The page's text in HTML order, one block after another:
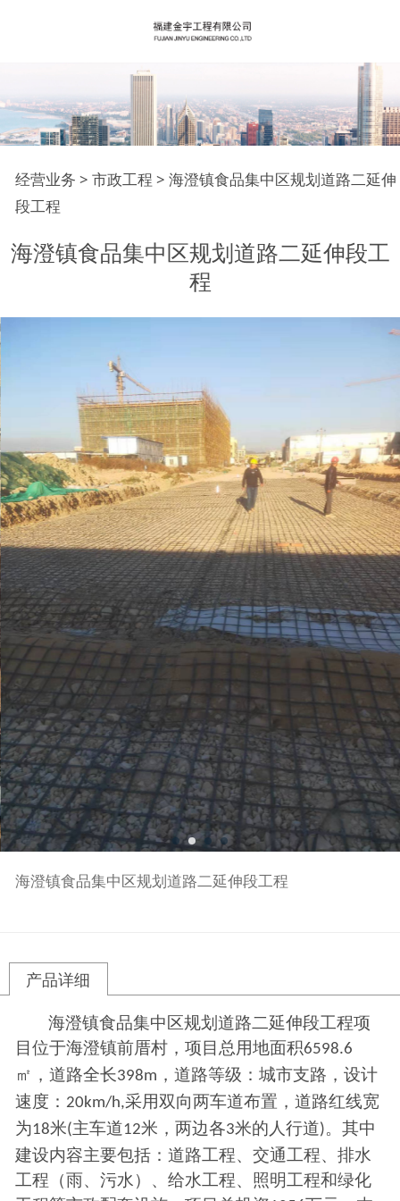
海澄镇食品集中区规划
道路二延伸段工程
经营业务 > 市政工程 > 海澄镇食品集中区规划道路二延伸
段工程
海澄镇食品集中区规划道路二延伸段工
程
海澄镇食品集中区规划道路二延伸段工程
产品详细
海澄镇食品集中区规划道路二延伸段工程项
目位于海澄镇前厝村，项目总用地面积6598.6
㎡，道路全长398m ，道路等级：城市支路，设计
速度： 20km/h,采用双向两车道布置，道路红线宽
为18米(主车道12米，两边各3米的人行道)。其中
建设内容主要包括：道路工程、交通工程、排水
工程（雨、污水）、给水工程、照明工程和绿化